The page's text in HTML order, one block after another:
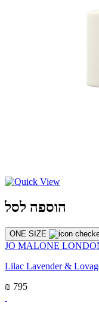
הוספה לסל
ONE SIZE
JO MALONE
Lilac Lavender &
₪ 795